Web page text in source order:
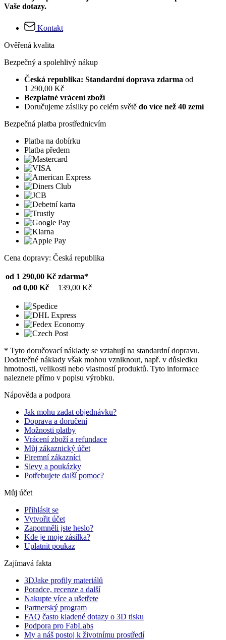
Vaše dotazy.
Kontakt
Ověřená kvalita
Bezpečný a spolehlivý nákup
Česká republika: Standardní doprava zdarma od
1 290,00 Kč
Bezplatné vrácení zboží
Doručujeme zásilky po celém světě do více než 40 zemí
Bezpečná platba prostřednicvím
Platba na dobírku
Platba předem
Cena dopravy: Česká republika
od 1 290,00 Kč zdarma*
od 0,00 Kč
139,00 Kč
* Tyto doručovací náklady se vztahují na standardní dopravu.
Dodatečné náklady však mohou vzniknout, např. v důsledku
hmotnosti, velikosti nebo vlastností produktů. Tyto informace
naleznete přímo v popisu výrobku.
Nápověda a podpora
Jak mohu zadat objednávku?
Doprava a doručení
Možnosti platby
Vrácení zboží a refundace
Můj zákaznický účet
Firemní zákazníci
Slevy a poukázky
Potřebujete další pomoc?
Můj účet
Přihlásit se
Vytvořit účet
Zapomněli jste heslo?
Kde je moje zásilka?
Uplatnit poukaz
Zajímavá fakta
3DJake profily materiálů
Poradce, recenze a další
Nakupte více a ušetřete
Partnerský program
FAQ často kladené dotazy o 3D tisku
Podpora pro FabLabs
My a náš postoj k životnímu prostředí